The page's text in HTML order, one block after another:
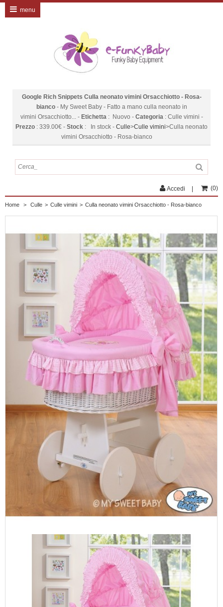
Google Rich Snippets Culla neonato vimini Orsacchiotto - Rosa-
bianco- My Sweet Baby- Fatto a mano culla neonato in
vimini Orsacchiotto...- Etichetta: Nuovo - Categoria: Culle vimini -
Prezzo : 339.00€ - Stock : In stock - Culle>Culle vimini>Culla neonato
vimini Orsacchiotto - Rosa-bianco
menu
Accedi (0)
Home > Culle > Culle vimini > Culla neonato vimini Orsacchiotto - Rosa-bianco